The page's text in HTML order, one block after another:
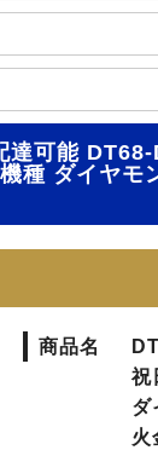
可能
種 ダイヤモ
商品名
祝
ダ
火